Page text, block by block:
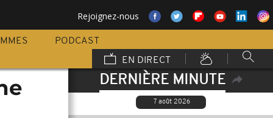
Rejoignez-nous
PODCAST
EN DIRECT
DERNIÈRE MINUTE
7 août 2026